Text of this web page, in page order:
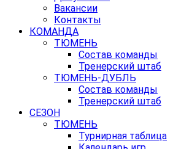
Вакансии
Контакты
КОМАНДА
ТЮМЕНЬ
Состав команды
Тренерский штаб
ТЮМЕНЬ-ДУБЛЬ
Состав команды
Тренерский штаб
СЕЗОН
ТЮМЕНЬ
Турнирная таблица